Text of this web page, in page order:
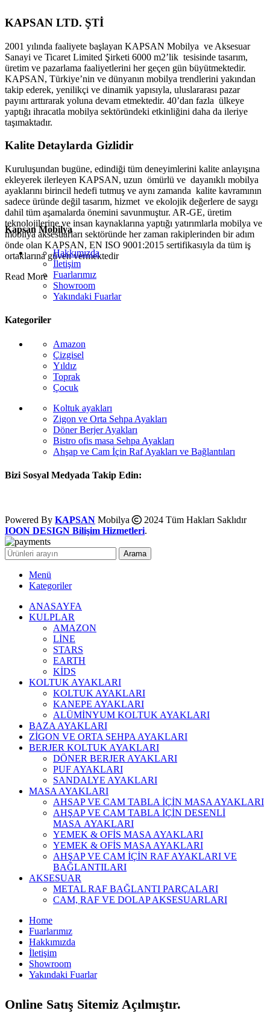
KAPSAN LTD. ŞTİ
2001 yılında faaliyete başlayan KAPSAN Mobilya ve Aksesuar
Sanayi ve Ticaret Limited Şirketi 6000 m2’lik tesisinde tasarım,
üretim ve pazarlama faaliyetlerini her geçen gün büyütmektedir.
KAPSAN, Türkiye’nin ve dünyanın mobilya trendlerini yakından
takip ederek, yenilikçi ve dinamik yapısıyla, uluslararası pazar
payını arttırarak yoluna devam etmektedir. 40’dan fazla ülkeye
yaptığı ihracatla mobilya sektöründeki etkinliğini daha da ileriye
taşımaktadır.
Kalite Detaylarda Gizlidir
Kuruluşundan bugüne, edindiği tüm deneyimlerini kalite anlayışına
ekleyerek ilerleyen KAPSAN, uzun ömürlü ve dayanıklı mobilya
ayaklarını birincil hedefi tutmuş ve aynı zamanda kalite kavramının
sadece üründe değil tasarım, hizmet ve ekolojik değerlere de saygı
dahil tüm aşamalarda önemini savunmuştur. AR-GE, üretim
teknolojilerine ve insan kaynaklarına yaptığı yatırımlarla mobilya ve
mobilya aksesuarları sektöründe her zaman rakiplerinden bir adım
önde olan KAPSAN, EN ISO 9001:2015 sertifikasıyla da tüm iş
ortaklarına güven vermektedir
Read More
Kapsan Mobilya
Hakkımızda
İletişim
Fuarlarımız
Showroom
Yakındaki Fuarlar
Kategoriler
Amazon
Çizgisel
Yıldız
Toprak
Çocuk
Koltuk ayakları
Zigon ve Orta Sehpa Ayakları
Döner Berjer Ayakları
Bistro ofis masa Sehpa Ayakları
Ahşap ve Cam İçin Raf Ayakları ve Bağlantıları
Bizi Sosyal Medyada Takip Edin:
Powered By KAPSAN Mobilya
2024 Tüm Hakları Saklıdır
IOON DESIGN Bilişim Hizmetleri.
Arama
Menü
Kategoriler
ANASAYFA
KULPLAR
AMAZON
LİNE
STARS
EARTH
KİDS
KOLTUK AYAKLARI
KOLTUK AYAKLARI
KANEPE AYAKLARI
ALÜMİNYUM KOLTUK AYAKLARI
BAZA AYAKLARI
ZİGON VE ORTA SEHPA AYAKLARI
BERJER KOLTUK AYAKLARI
DÖNER BERJER AYAKLARI
PUF AYAKLARI
SANDALYE AYAKLARI
MASA AYAKLARI
AHSAP VE CAM TABLA İÇİN MASA AYAKLARI
AHŞAP VE CAM TABLA İÇİN DESENLİ
MASA AYAKLARI
YEMEK & OFİS MASA AYAKLARI
YEMEK & OFİS MASA AYAKLARI
AHŞAP VE CAM İÇİN RAF AYAKLARI VE
BAĞLANTILARI
AKSESUAR
METAL RAF BAĞLANTI PARÇALARI
CAM, RAF VE DOLAP AKSESUARLARI
Home
Fuarlarımız
Hakkımızda
İletişim
Showroom
Yakındaki Fuarlar
Online Satış Sitemiz Açılmıştır.